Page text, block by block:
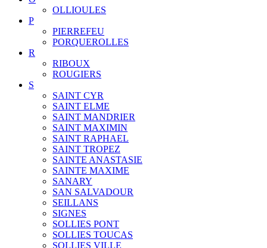
OLLIOULES
P
PIERREFEU
PORQUEROLLES
R
RIBOUX
ROUGIERS
S
SAINT CYR
SAINT ELME
SAINT MANDRIER
SAINT MAXIMIN
SAINT RAPHAEL
SAINT TROPEZ
SAINTE ANASTASIE
SAINTE MAXIME
SANARY
SAN SALVADOUR
SEILLANS
SIGNES
SOLLIES PONT
SOLLIES TOUCAS
SOLLIES VILLE